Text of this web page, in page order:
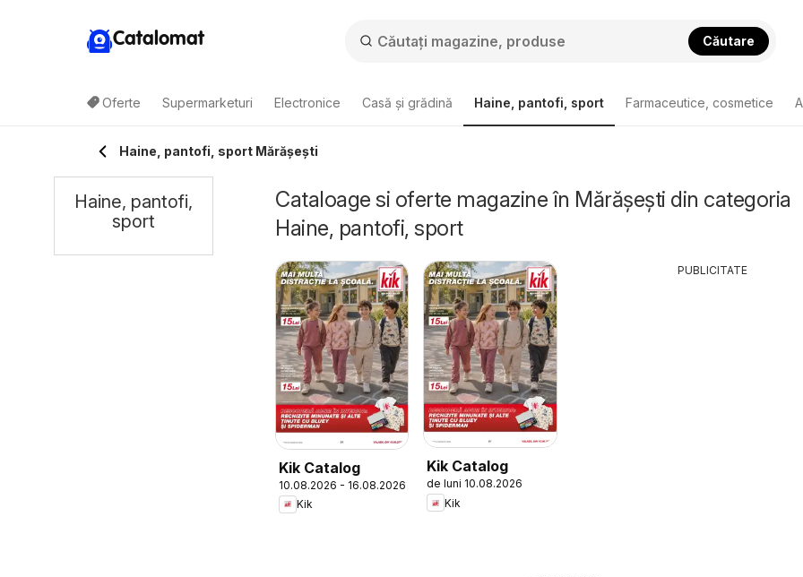
Catalomat Căutare
Oferte Supermarketuri Electronice Casă și grădină Haine, pantofi, sport Farmaceutice, cosmetice
Haine, pantofi, sport Mărășești
Cataloage si oferte magazine în Mărășești din categoria
Haine, pantofi, sport
Kik Catalog
10.08.2026 - 16.08.2026
Kik
Kik Catalog
de luni 10.08.2026
Kik
PUBLICITATE
Haine, pantofi,
sport